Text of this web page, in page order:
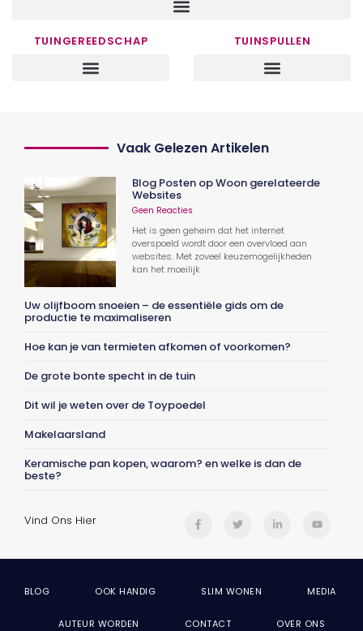
TUINGEREEDSCHAP TUINSPULLEN
Vaak Gelezen Artikelen
Blog Posten op Woon gerelateerde
Websites
Geen Reacties
Het is geen geheim dat het internet
overspoeld wordt door een overvloed aan
websites. Met zoveel keuzemogelijkheden
kan het moeilijk
Uw olijfboom snoeien – de essentiële gids om de
productie te maximaliseren
Hoe kan je van termieten afkomen of voorkomen?
De grote bonte specht in de tuin
Dit wil je weten over de Toypoedel
Makelaarsland
Keramische pan kopen, waarom? en welke is dan de
beste?
Vind Ons Hier
BLOG OOK HANDIG SLIM WONEN MEDIA
AUTEUR WORDEN CONTACT OVER ONS